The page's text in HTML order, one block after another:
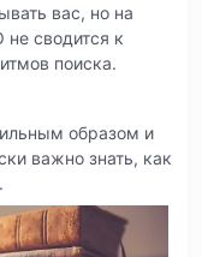
вас, но на
не сводится к
поиска.
образом и
важно знать, как